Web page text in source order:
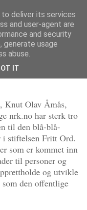
overtar
Knut Olav Åmås,
nrk.no har sterk tro
til den blå-blå-
i stiftelsen Fritt Ord.
som er kommet inn
til personer og
og utvikle
den offentlige
deliver its services
and user-agent are
and security
generate usage
abuse.
IT